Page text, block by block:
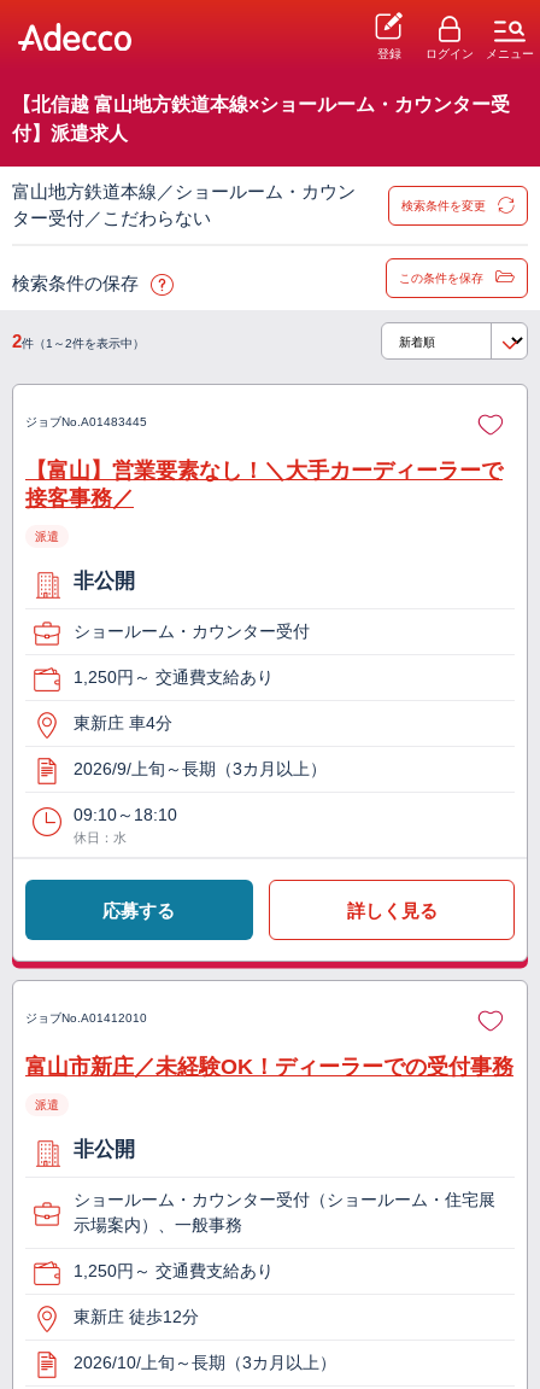
登録 ログイン メニュー
【北信越 富山地方鉄道本線×ショールーム・カウンター受
付】派遣求人
富山地方鉄道本線／ショールーム・カウン
ター受付／こだわらない
検索条件を変更
検索条件の保存 この条件を保存
2件（1～2件を表示中）
ジョブNo. A01483445
【富山】営業要素なし！＼大手カーディーラーで
接客事務／
派遣
非公開
ショールーム・カウンター受付
1,250円～ 交通費支給あり
東新庄 車4分
2026/9/上旬～長期（3カ月以上）
09:10～18:10
休日：水
応募する 詳しく見る
ジョブNo. A01412010
富山市新庄／未経験OK！ディーラーでの受付事務
派遣
非公開
ショールーム・カウンター受付（ショールーム・住宅展
示場案内）、一般事務
1,250円～ 交通費支給あり
東新庄 徒歩12分
2026/10/上旬～長期（3カ月以上）